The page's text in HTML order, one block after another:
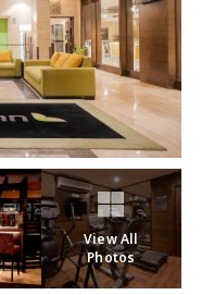
View All
Photos